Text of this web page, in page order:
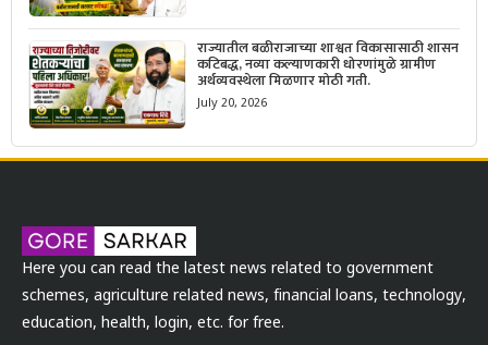
राज्यातील बळीराजाच्या शाश्वत विकासासाठी शासन
कटिबद्ध, नव्या कल्याणकारी धोरणांमुळे ग्रामीण
अर्थव्यवस्थेला मिळणार मोठी गती.
July 20, 2026
Here you can read the latest news related to government
schemes, agriculture related news, financial loans, technology,
education, health, login, etc. for free.